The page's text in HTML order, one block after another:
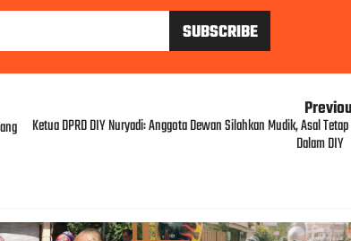
Ketua DPRD DIY Nuryadi: Anggota Dewan Silahkan Mudik, Asal
Dalam DIY